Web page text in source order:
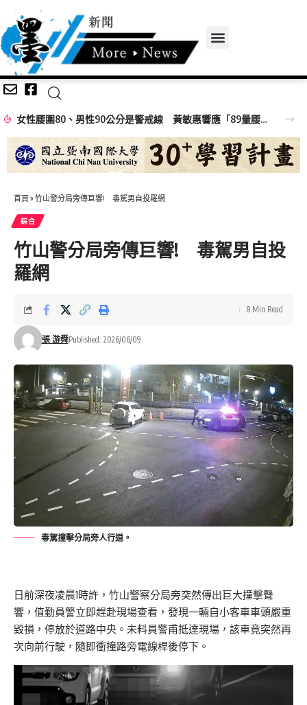
女性腰圍80、男性90公分是警戒線 黃敏惠響應「89量腰日」籲做好健康ACE
首頁 » 竹山警分局旁傳巨響! 毒駕男自投羅網
綜合
竹山警分局旁傳巨響! 毒駕男自投
羅網
張 游舜Published: 2026/06/09
8 Min Read
毒駕撞擊分局旁人行道。
日前深夜凌晨1時許，竹山警察分局旁突然傳出巨大撞擊聲
響，值勤員警立即趕赴現場查看，發現一輛自小客車車頭嚴重
毀損，停放於道路中央。未料員警甫抵達現場，該車竟突然再
次向前行駛，隨即衝撞路旁電線桿後停下。